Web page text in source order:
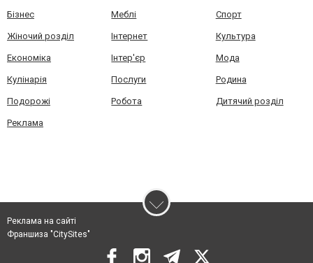
Бізнес Меблі Спорт
Жіночий розділ Інтернет Культура
Економіка Інтер'єр Мода
Кулінарія Послуги Родина
Подорожі Робота Дитячий розділ
Реклама
Реклама на сайті
Франшиза "CitySites"